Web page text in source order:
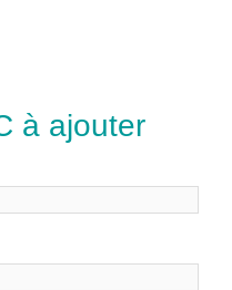
à ajouter